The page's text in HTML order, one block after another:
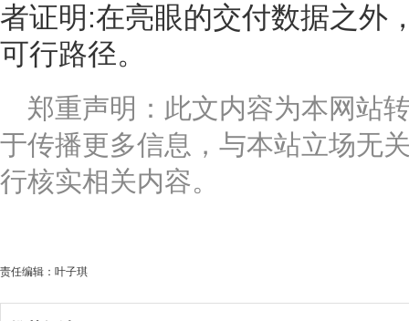
者证明:在亮眼的交付数据之外
可行路径。
郑重声明：此文内容为本网站
于传播更多信息，与本站立场无
行核实相关内容。
责任编辑：叶子琪